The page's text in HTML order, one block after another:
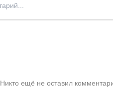
Никто ещё не оставил